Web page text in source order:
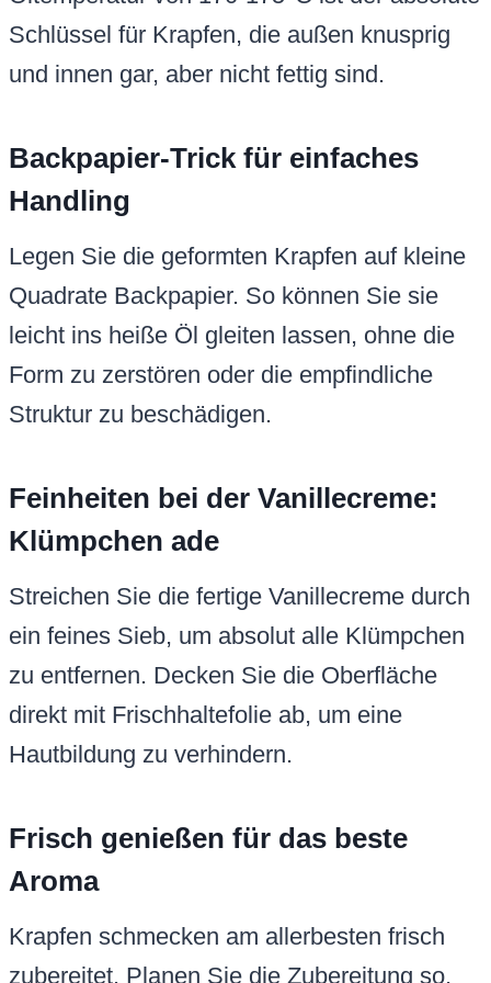
Schlüssel für Krapfen, die außen knusprig
und innen gar, aber nicht fettig sind.
Backpapier-Trick für einfaches
Handling
Legen Sie die geformten Krapfen auf kleine
Quadrate Backpapier. So können Sie sie
leicht ins heiße Öl gleiten lassen, ohne die
Form zu zerstören oder die empfindliche
Struktur zu beschädigen.
Feinheiten bei der Vanillecreme:
Klümpchen ade
Streichen Sie die fertige Vanillecreme durch
ein feines Sieb, um absolut alle Klümpchen
zu entfernen. Decken Sie die Oberfläche
direkt mit Frischhaltefolie ab, um eine
Hautbildung zu verhindern.
Frisch genießen für das beste
Aroma
Krapfen schmecken am allerbesten frisch
zubereitet. Planen Sie die Zubereitung so,